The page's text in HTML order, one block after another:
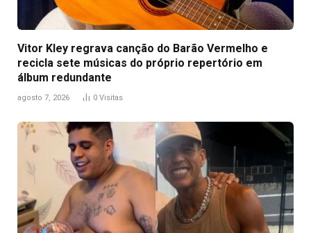
Vitor Kley regrava canção do Barão Vermelho e
recicla sete músicas do próprio repertório em
álbum redundante
agosto 7, 2026 0 Visitas